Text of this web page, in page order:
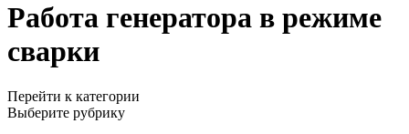
Работа генератора в режиме
сварки
Перейти к категории
Выберите рубрику